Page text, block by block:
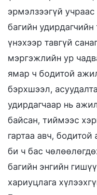
эрмэлзээгүй
багийн
үнэхээр тавгүй
мэргэжлийн ур
ямар ч бодитой
бэрхшээл,
удирдагчаар нь
байсан, тиймээс
гартаа авч,
би ч бас
багийн энгийн
хариуцлага